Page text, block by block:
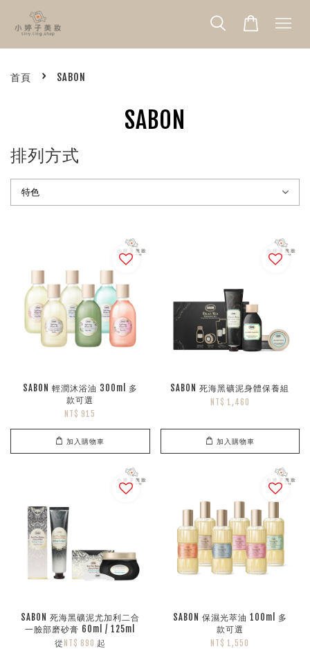
首頁 › SABON
SABON
排列方式
SABON 輕潤沐浴油 300ml 多
款可選
NT$ 915
加入購物車
SABON 死海黑礦泥身體保養組
NT$ 1,460
加入購物車
SABON 死海黑礦泥尤加利二合
一臉部磨砂膏 60ml / 125ml
從 NT$ 890 起
SABON 保濕光萃油 100ml 多
款可選
NT$ 1,550